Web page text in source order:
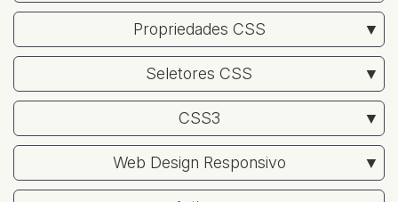
Propriedades CSS
Seletores CSS
CSS3
Web Design Responsivo